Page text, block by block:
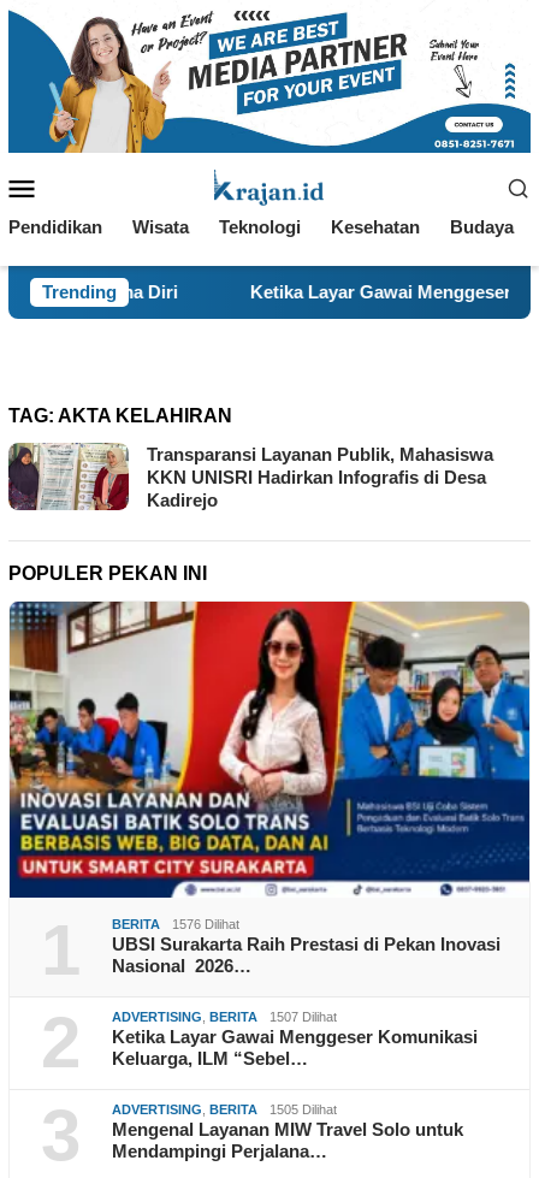
Loncat
Mobile
Pendidikan Wisata Teknologi Kesehatan Budaya
Trending
Diri Ketika Layar Gawai Menggeser Komunikasi
TAG: AKTA KELAHIRAN
Transparansi Layanan Publik, Mahasiswa
KKN UNISRI Hadirkan Infografis di Desa
Kadirejo
POPULER PEKAN INI
1 BERITA 1576 Dilihat
UBSI Surakarta Raih Prestasi di Pekan Inovasi
Nasional 2026…
2 ADVERTISING BERITA 1507 Dilihat
Ketika Layar Gawai Menggeser Komunikasi
Keluarga, ILM “Sebel…
3 ADVERTISING BERITA 1505 Dilihat
Mengenal Layanan MIW Travel Solo untuk
Mendampingi Perjalana…